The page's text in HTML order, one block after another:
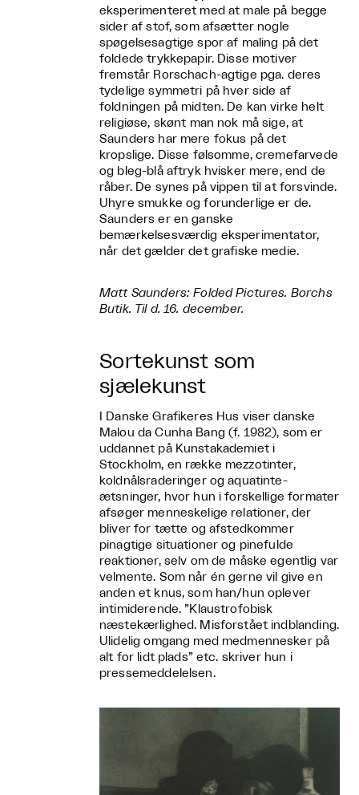
eksperimenteret med at male på begge
sider af stof, som afsætter nogle
spøgelsesagtige spor af maling på det
foldede trykkepapir. Disse motiver
fremstår Rorschach-agtige pga. deres
tydelige symmetri på hver side af
foldningen på midten. De kan virke helt
religiøse, skønt man nok må sige, at
Saunders har mere fokus på det
kropslige. Disse følsomme, cremefarvede
og bleg-blå aftryk hvisker mere, end de
råber. De synes på vippen til at forsvinde.
Uhyre smukke og forunderlige er de.
Saunders er en ganske
bemærkelsesværdig eksperimentator,
når det gælder det grafiske medie.
Matt Saunders: Folded Pictures. Borchs
Butik. Til d. 16. december.
Sortekunst som
sjælekunst
I Danske Grafikeres Hus viser danske
Malou da Cunha Bang (f. 1982), som er
uddannet på Kunstakademiet i
Stockholm, en række mezzotinter,
koldnålsraderinger og aquatinte-
ætsninger, hvor hun i forskellige formater
afsøger menneskelige relationer, der
bliver for tætte og afstedkommer
pinagtige situationer og pinefulde
reaktioner, selv om de måske egentlig var
velmente. Som når én gerne vil give en
anden et knus, som han/hun oplever
intimiderende. ”Klaustrofobisk
næstekærlighed. Misforstået indblanding.
Ulidelig omgang med medmennesker på
alt for lidt plads” etc. skriver hun i
pressemeddelelsen.